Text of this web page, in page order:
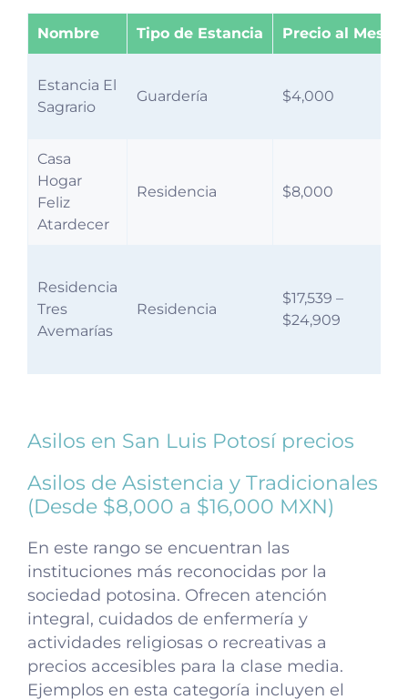
Nombre Tipo de Estancia Precio al Mes
Estancia El
Sagrario
Guardería $4,000
Casa
Hogar
Feliz
Atardecer
Residencia $8,000
Residencia
Tres
Avemarías
Residencia
$17,539 –
$24,909
Asilos en San Luis Potosí precios
Asilos de Asistencia y Tradicionales
(Desde $8,000 a $16,000 MXN)
En este rango se encuentran las
instituciones más reconocidas por la
sociedad potosina. Ofrecen atención
integral, cuidados de enfermería y
actividades religiosas o recreativas a
precios accesibles para la clase media.
Ejemplos en esta categoría incluyen el